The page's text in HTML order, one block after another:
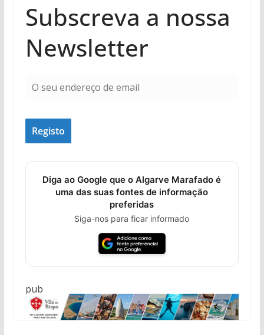
Subscreva a nossa
Newsletter
Diga ao Google que o Algarve Marafado é
uma das suas fontes de informação
preferidas
Siga-nos para ficar informado
pub